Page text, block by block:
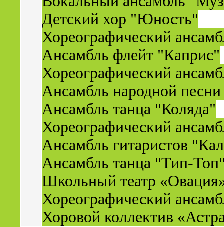
Детский хор "Юность"
Хореографический
Ансамбль флейт "Каприс"
Хореографический
Ансамбль народной
Ансамбль танца "Коляда"
Хореографический
Ансамбль гитаристов
Ансамбль танца "Тип-
Школьный театр
Хореографический
Хоровой коллектив